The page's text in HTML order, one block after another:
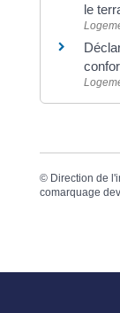
le
© Direction de
comarquage